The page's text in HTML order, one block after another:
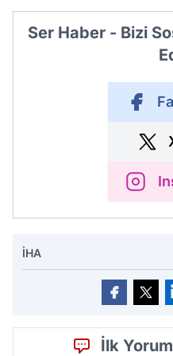
Ser Haber - Bizi
İHA
İlk